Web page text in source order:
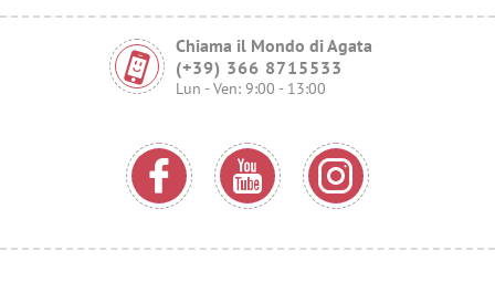
Chiama il Mondo di Agata
(+39) 366 8715533
Lun - Ven: 9:00 - 13:00